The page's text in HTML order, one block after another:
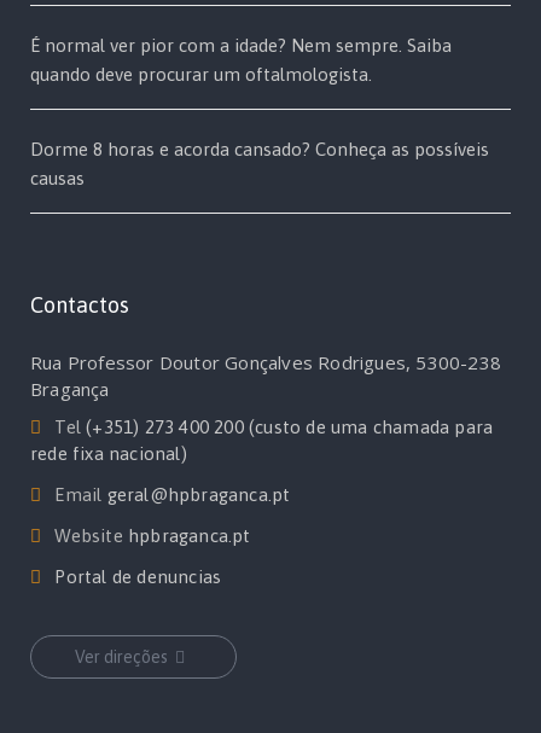
É normal ver pior com a idade? Nem sempre. Saiba
quando deve procurar um oftalmologista.
Dorme 8 horas e acorda cansado? Conheça as possíveis
causas
Contactos
Rua Professor Doutor Gonçalves Rodrigues, 5300-238
Bragança
Tel(+351) 273 400 200 (custo de uma chamada para
rede fixa nacional)
Email geral@hpbraganca.pt
Website hpbraganca.pt
Portal de denuncias
Ver direções